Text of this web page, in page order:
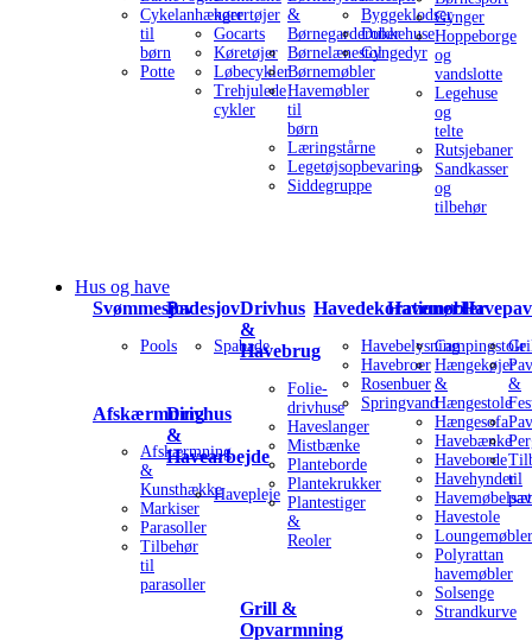
Cykelanhænger
til
børn
Potte
kørertøjer
Gocarts
Køretøjer
Løbecykler
Trehjulede
cykler
&
Børnegarderober
Børnelænestol
Børnemøbler
Havemøbler
til
børn
Læringstårne
Legetøjsopbevaring
Siddegruppe
Byggeklodser
Dukkehuse
Gyngedyr
Gynger
Hoppeborge
og
vandslotte
Legehuse
og
telte
Rutsjebaner
Sandkasser
og
tilbehør
Hus og have
Svømmesjov
Pools
Afskærmning
Afskærmning
&
Kunsthække
Markiser
Parasoller
Tilbehør
til
parasoller
Badesjov
Spabade
Drivhus
&
Havearbejde
Havepleje
Drivhus
&
Havebrug
Folie-
drivhuse
Haveslanger
Mistbænke
Planteborde
Plantekrukker
Plantestiger
&
Reoler
Grill &
Opvarmning
Havedekorationer
Havebelysning
Havebroer
Rosenbuer
Springvand
Havemøbler
Campingstole
Hængekøjer
&
Hængestole
Hængesofa
Havebænke
Haveborde
Havehynder
Havemøbelsæt
Havestole
Loungemøbler
Polyrattan
havemøbler
Solsenge
Strandkurve
&
til